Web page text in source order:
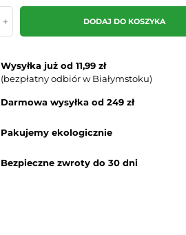
+ DODAJ DO KOSZYKA
Wysyłka już od 11,99 zł
(bezpłatny odbiór w Białymstoku)
Darmowa wysyłka od 249 zł
Pakujemy ekologicznie
Bezpieczne zwroty do 30 dni